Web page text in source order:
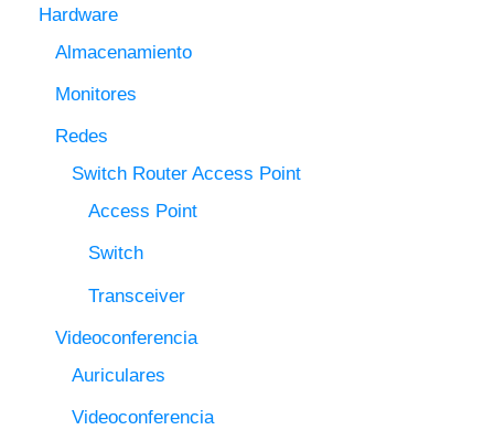
Hardware
Almacenamiento
Monitores
Redes
Switch Router Access Point
Access Point
Switch
Transceiver
Videoconferencia
Auriculares
Videoconferencia